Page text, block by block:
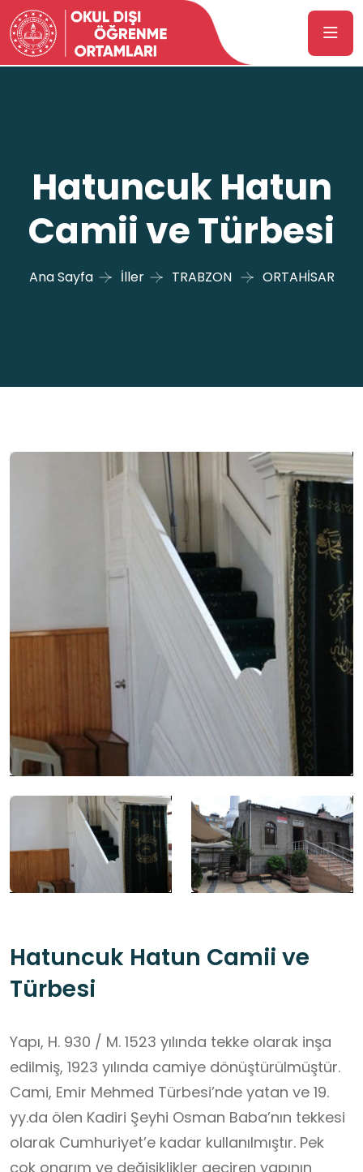
Hatuncuk Hatun
Camii ve Türbesi
Ana Sayfa İller TRABZON ORTAHİSAR
Hatuncuk Hatun Camii ve
Türbesi
Yapı, H. 930 / M. 1523 yılında tekke olarak inşa
edilmiş, 1923 yılında camiye dönüştürülmüştür.
Cami, Emir Mehmed Türbesi’nde yatan ve 19.
yy.da ölen Kadiri Şeyhi Osman Baba’nın tekkesi
olarak Cumhuriyet’e kadar kullanılmıştır. Pek
çok onarım ve değişiklikler geçiren yapının